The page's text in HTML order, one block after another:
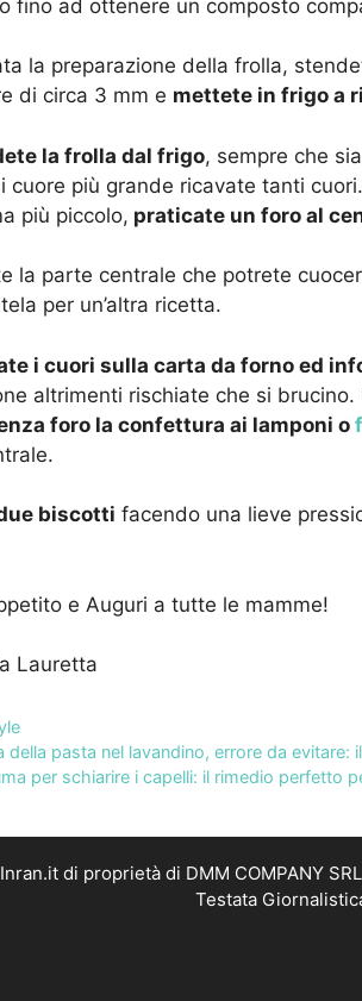
fino ad ottenere un composto
la preparazione della frolla,
di circa 3 mm e mettete in frigo a
la frolla dal frigo, sempre che
cuore più grande ricavate tanti
più piccolo, praticate un foro al
la parte centrale che potrete
per un’altra ricetta.
i cuori sulla carta da forno ed
altrimenti rischiate che si
foro la confettura ai lamponi o
biscotti facendo una lieve
e Auguri a tutte le mamme!
Lauretta
della pasta nel lavandino, errore da evitare:
per schiarire i capelli: il rimedio perfetto
Inran.it di proprietà di DMM COMPANY
Testata